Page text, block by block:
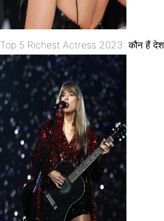
Top 5 Richest Actress 2023: कौन हैं देश